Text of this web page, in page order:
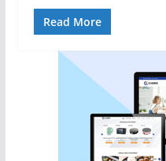
Read More